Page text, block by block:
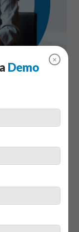
✕
Demo